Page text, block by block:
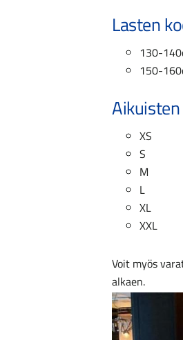
Lasten
130-
150-
XS
S
M
L
XL
XXL
Voit myös
alkaen.